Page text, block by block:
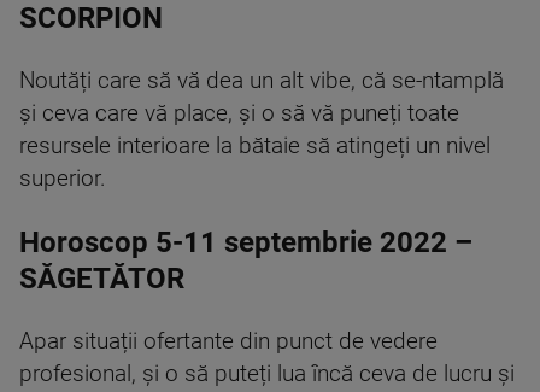
SCORPION
Noutăți care să vă dea un alt vibe, că se-ntamplă
și ceva care vă place, și o să vă puneți toate
resursele interioare la bătaie să atingeți un nivel
superior.
Horoscop 5-11 septembrie 2022 –
SĂGETĂTOR
Apar situații ofertante din punct de vedere
profesional, și o să puteți lua încă ceva de lucru și